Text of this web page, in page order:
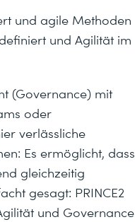
und agile Methoden
und Agilität im
(Governance) mit
oder
verlässliche
Es ermöglicht, dass
gleichzeitig
gesagt: PRINCE2
und Governance